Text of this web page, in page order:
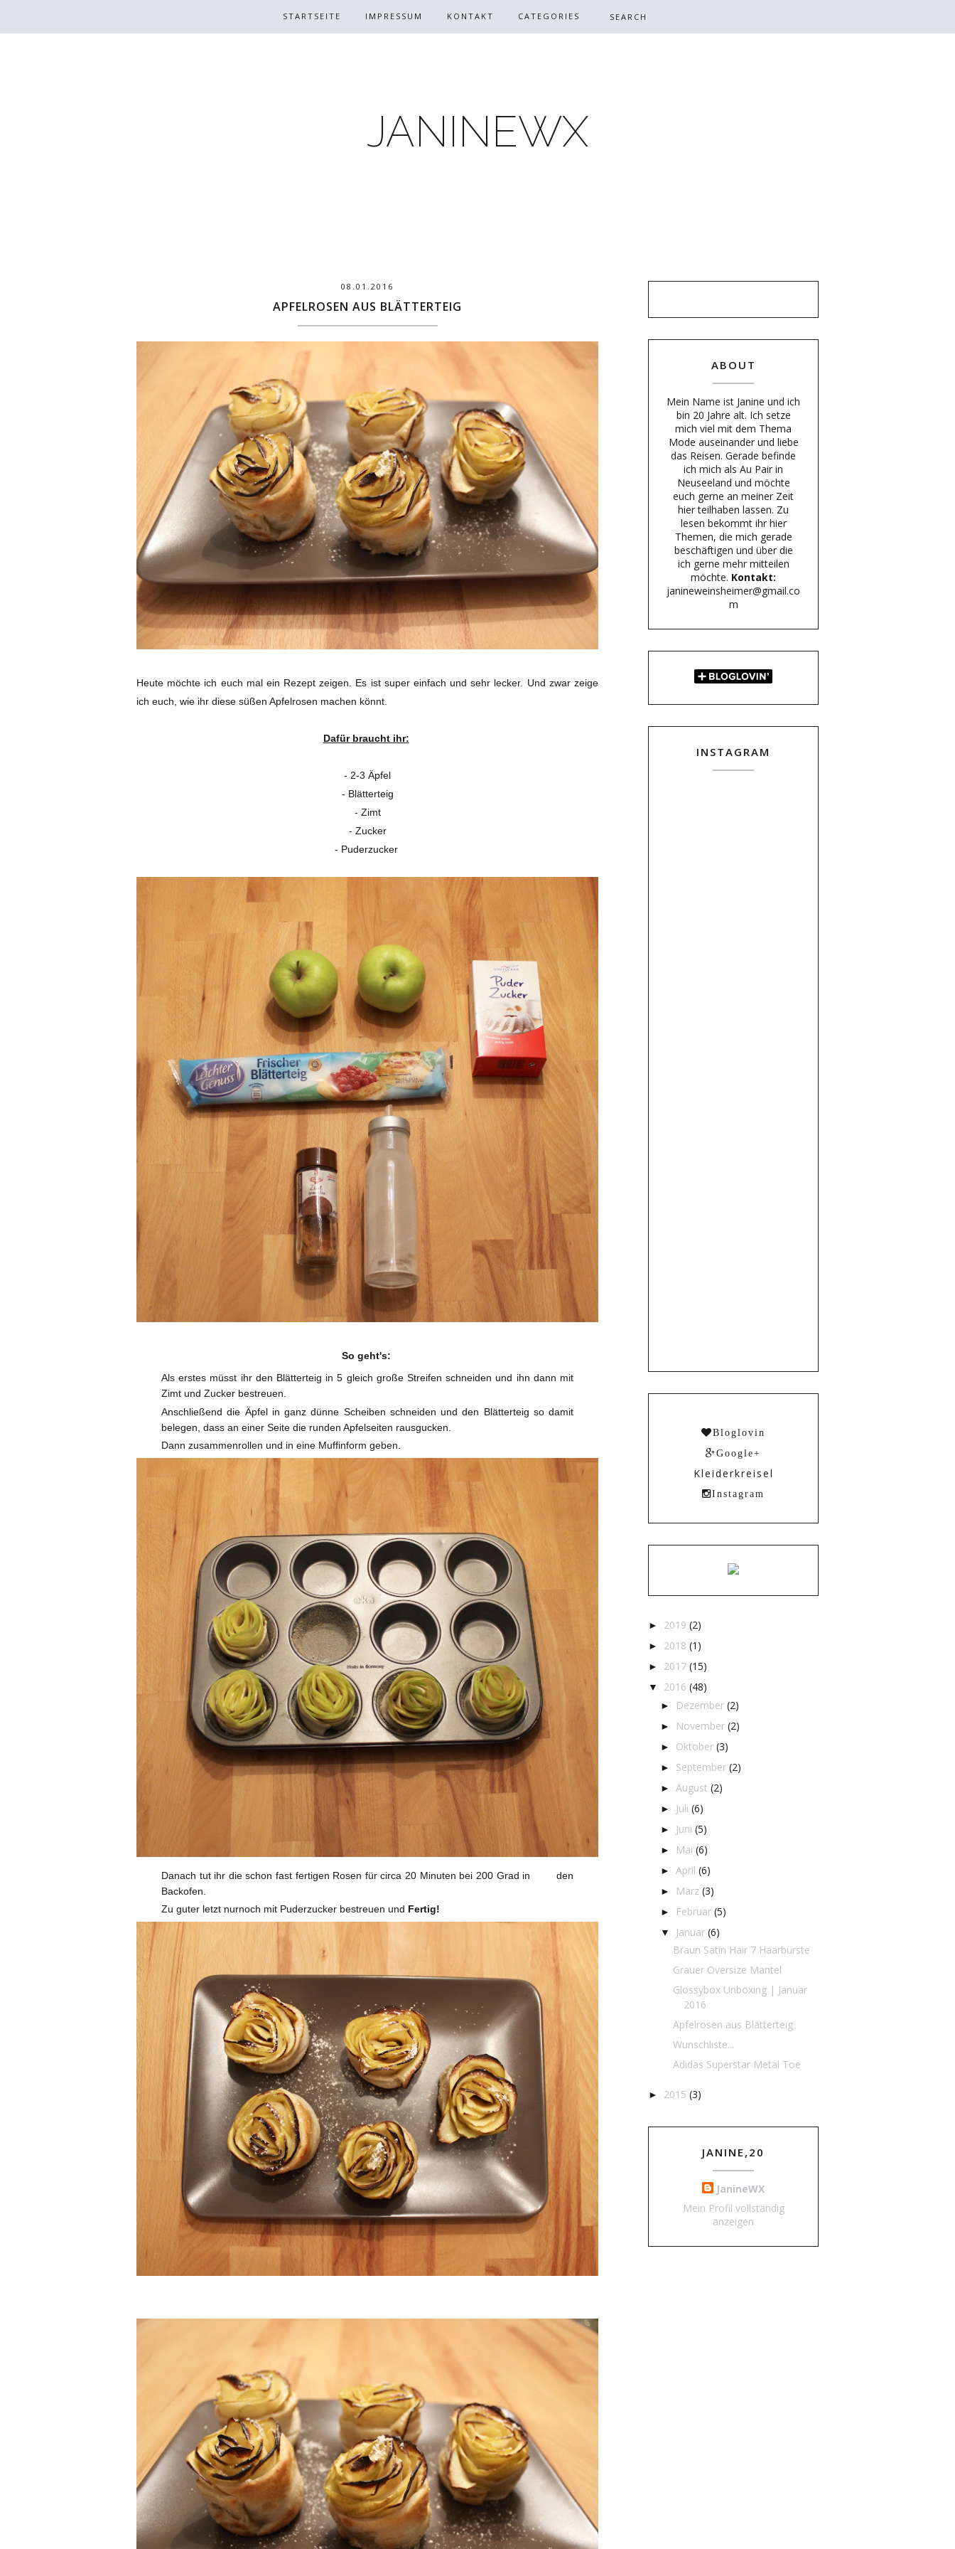
JANINEWX
STARTSEITE IMPRESSUM KONTAKT CATEGORIES
08.01.2016
APFELROSEN AUS BLÄTTERTEIG
Heute möchte ich euch mal ein Rezept zeigen. Es ist super einfach und sehr lecker. Und zwar zeige
ich euch, wie ihr diese süßen Apfelrosen machen könnt.
Dafür braucht ihr:
- 2-3 Äpfel
- Blätterteig
- Zimt
- Zucker
- Puderzucker
So geht's:
Als erstes müsst ihr den Blätterteig in 5 gleich große Streifen schneiden und ihn dann mit
Zimt und Zucker bestreuen.
Anschließend die Äpfel in ganz dünne Scheiben schneiden und den Blätterteig so damit
belegen, dass an einer Seite die runden Apfelseiten rausgucken.
Dann zusammenrollen und in eine Muffinform geben.
Danach tut ihr die schon fast fertigen Rosen für circa 20 Minuten bei 200 Grad in den
Backofen.
Zu guter letzt nurnoch mit Puderzucker bestreuen und Fertig!
ABOUT
Mein Name ist Janine und ich
bin 20 Jahre alt. Ich setze
mich viel mit dem Thema
Mode auseinander und liebe
das Reisen. Gerade befinde
ich mich als Au Pair in
Neuseeland und möchte
euch gerne an meiner Zeit
hier teilhaben lassen. Zu
lesen bekommt ihr hier
Themen, die mich gerade
beschäftigen und über die
ich gerne mehr mitteilen
möchte. Kontakt:
janineweinsheimer@gmail.co
m
INSTAGRAM
Bloglovin
Google+
Kleiderkreisel
Instagram
► 2019 (2)
► 2018 (1)
► 2017 (15)
▼ 2016 (48)
► Dezember (2)
► November (2)
► Oktober (3)
► September (2)
► August (2)
► Juli (6)
► Juni (5)
► Mai (6)
► April (6)
► März (3)
► Februar (5)
▼ Januar (6)
Braun Satin Hair 7 Haarbürste
Grauer Oversize Mantel
Glossybox Unboxing | Januar
2016
Apfelrosen aus Blätterteig
Wunschliste...
Adidas Superstar Metal Toe
► 2015 (3)
JANINE,20
JanineWX
Mein Profil vollständig
anzeigen